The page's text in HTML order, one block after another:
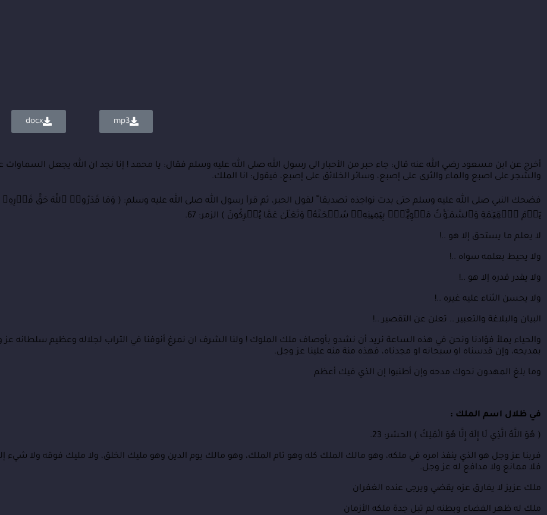
mp3
docx
أخرج عن ابن مسعود رضي الله عنه قال: جاء حبر من الأحبار الى رسول الله صلى الله عليه وسلم فقال: يا محمد ! إنا نجد ان الله يجعل
والشجر على اصبع والماء والثرى على إصبع، وسائر الخلائق على إصبع، فيقول: انا الملك.
فضحك النبي صلى الله عليه وسلم حتى بدت نواجذه تصديقا ً لقول الحبر، ثم قرأ رسول الله صلى الله عليه وسلم: ( وَمَا قَدَرُوا۟ ٱللَّهَ
یَوۡمَ ٱلۡقِیَـٰمَةِ وَٱلسَّمَـٰوَ ٰتُ مَطۡوِیَّـٰتُۢ بِیَمِینِهِۦۚ سُبۡحَـٰنَهُۥ وَتَعَـٰلَىٰ عَمَّا یُشۡرِكُونَ ) الزمر: 67.
لا يعلم ما يستحق إلا هو ..!
ولا يحيط بعلمه سواه ..!
ولا يقدر قدره إلا هو ..!
ولا يحسن الثناء عليه غيره ..!
البيان والبلاغة والتعبير .. تعلن عن التقصير ..!
والحياء يملأ فؤادنا ونحن في هذه الساعة نريد أن نشدو بأوصاف ملك الملوك ! ولنا الشرف ان نمرغ أنوفنا في التراب لجلاله وعظيم سلطانه عز
بمديحه، وإن قدسناه او سبحانه او مجدناه، فهذه منة منه علينا عز وجل.
وما بلغ المهدون نحوك مدحه وإن أطنبوا إن الذي فيك أعظم
في ظلال اسم الملك :
( هُوَ اللَّهُ الَّذِي لَا إِلَهَ إِلَّا هُوَ الْمَلِكُ ) الحشر: 23.
فربنا عز وجل هو الذي ينفذ امره في ملكه، وهو مالك الملك كله وهو تام الملك، وهو مالك يوم الدين وهو مليك الخلق، ولا مليك فوقه ولا شيء
فلا ممانع ولا مدافع له عز وجل.
ملك عزيز لا يفارق عزه يقضي ويرجى عنده الغفران
ملك له ظهر الفضاء وبطنه لم تبل جدة ملكه الأزمان